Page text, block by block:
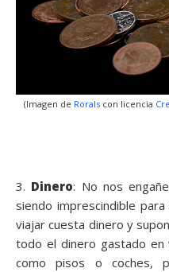
(Imagen de Rorals con licencia
3. Dinero: No nos
siendo imprescindible
viajar cuesta dinero y
todo el dinero gastado en
como pisos o coches,